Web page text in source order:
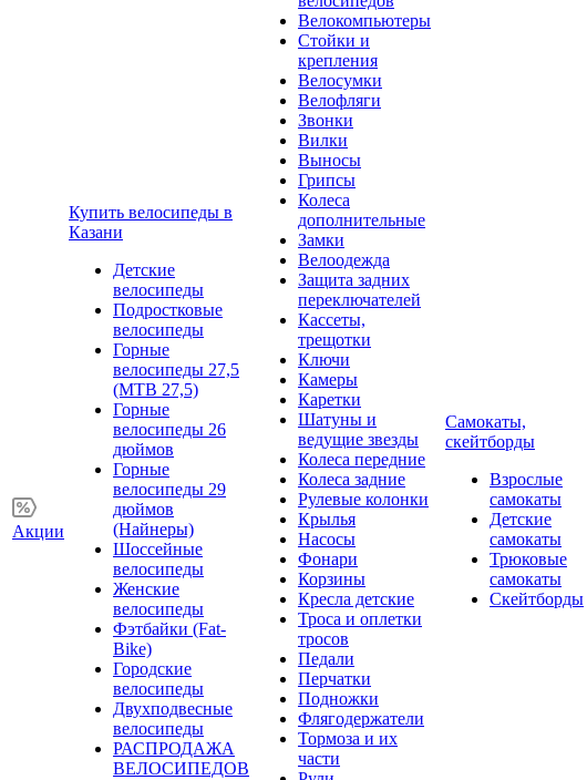
Акции
Купить велосипеды в
Казани
Детские
велосипеды
Подростковые
велосипеды
Горные
велосипеды 27,5
(MTB 27,5)
Горные
велосипеды 26
дюймов
Горные
велосипеды 29
дюймов
(Найнеры)
Шоссейные
велосипеды
Женские
велосипеды
Фэтбайки (Fat-
Bike)
Городские
велосипеды
Двухподвесные
велосипеды
РАСПРОДАЖА
ВЕЛОСИПЕДОВ
Велокомпьютеры
Стойки и
крепления
Велосумки
Велофляги
Звонки
Вилки
Выносы
Грипсы
Колеса
дополнительные
Замки
Велоодежда
Защита задних
переключателей
Кассеты,
трещотки
Ключи
Камеры
Каретки
Шатуны и
ведущие звезды
Колеса передние
Колеса задние
Рулевые колонки
Крылья
Насосы
Фонари
Корзины
Кресла детские
Троса и оплетки
тросов
Педали
Перчатки
Подножки
Флягодержатели
Тормоза и их
части
Самокаты,
скейтборды
Взрослые
самокаты
Детские
самокаты
Трюковые
самокаты
Скейтборды